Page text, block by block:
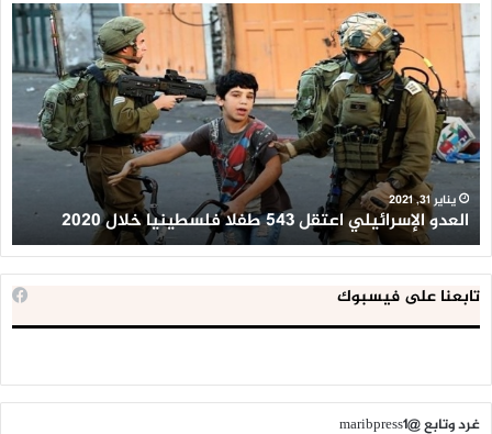
العدو
الإسرائيلي
اعتقل
543
طفلا
فلسطينيا
خلال
2020
يناير 31, 2021
العدو الإسرائيلي اعتقل 543 طفلا فلسطينيا خلال 2020
تابعنا على فيسبوك
غرد وتابع @maribpress1